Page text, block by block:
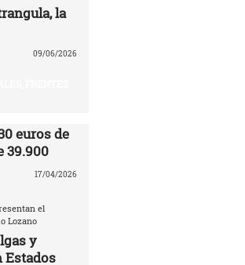
la
09/06/2026
euros de
39.900
17/04/2026
el
Lozano
y